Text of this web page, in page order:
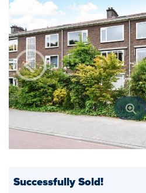
Purchased
Services
Selling
Buying
Exclusive living
Appraisals
Successfully Sold!